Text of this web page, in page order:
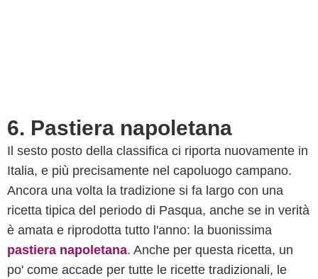
6. Pastiera napoletana
Il sesto posto della classifica ci riporta nuovamente in
Italia, e più precisamente nel capoluogo campano.
Ancora una volta la tradizione si fa largo con una
ricetta tipica del periodo di Pasqua, anche se in verità
è amata e riprodotta tutto l'anno: la buonissima
pastiera napoletana. Anche per questa ricetta, un
po' come accade per tutte le ricette tradizionali, le